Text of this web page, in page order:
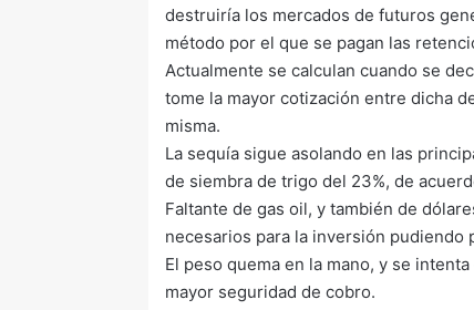
destruiría los mercados de futuros
método por el que se pagan las
Actualmente se calculan cuando se
tome la mayor cotización entre dicha
misma.
La sequía sigue asolando en las
de siembra de trigo del 23%, de
Faltante de gas oil, y también de
necesarios para la inversión pudiendo
El peso quema en la mano, y se
mayor seguridad de cobro.